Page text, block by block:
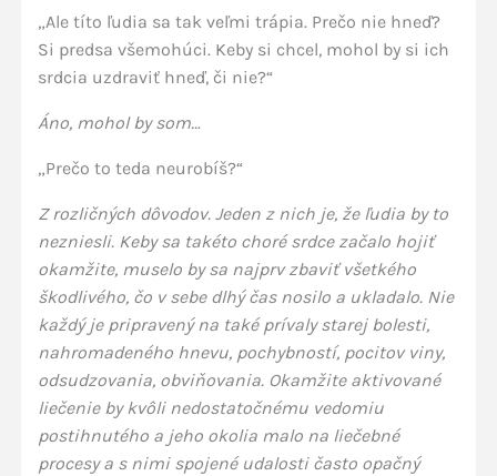
„Ale títo ľudia sa tak veľmi trápia. Prečo nie hneď?
Si predsa všemohúci. Keby si chcel, mohol by si ich
srdcia uzdraviť hneď, či nie?“
Áno, mohol by som…
„Prečo to teda neurobíš?“
Z rozličných dôvodov. Jeden z nich je, že ľudia by to
nezniesli. Keby sa takéto choré srdce začalo hojiť
okamžite, muselo by sa najprv zbaviť všetkého
škodlivého, čo v sebe dlhý čas nosilo a ukladalo. Nie
každý je pripravený na také prívaly starej bolesti,
nahromadeného hnevu, pochybností, pocitov viny,
odsudzovania, obviňovania. Okamžite aktivované
liečenie by kvôli nedostatočnému vedomiu
postihnutého a jeho okolia malo na liečebné
procesy a s nimi spojené udalosti často opačný